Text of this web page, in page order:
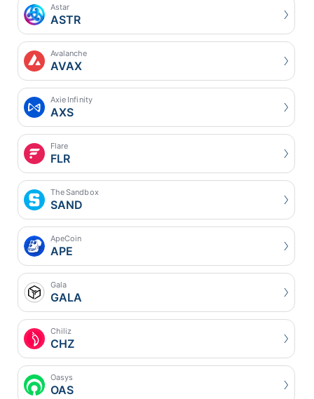
Astar
ASTR
Avalanche
AVAX
Axie Infinity
AXS
Flare
FLR
The Sandbox
SAND
ApeCoin
APE
Gala
GALA
Chiliz
CHZ
Oasys
OAS